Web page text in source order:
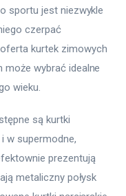
sportu jest niezwykle
czerpać
kurtek zimowych
może wybrać idealne
wieku.
są kurtki
w supermodne,
prezentują
metaliczny połysk